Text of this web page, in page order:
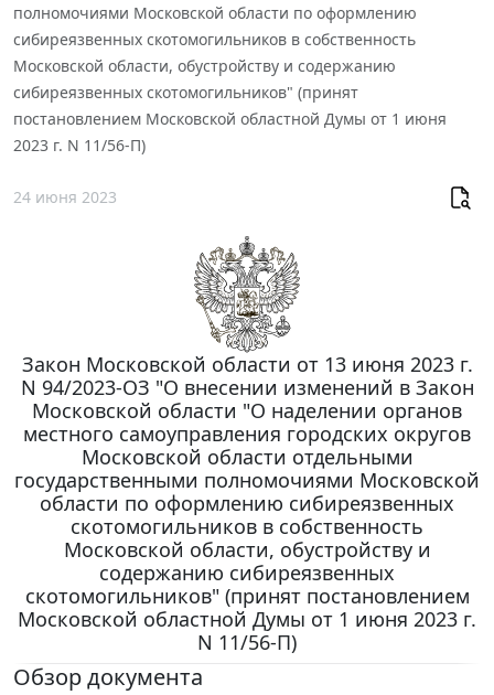
полномочиями Московской области по оформлению
сибиреязвенных скотомогильников в собственность
Московской области, обустройству и содержанию
сибиреязвенных скотомогильников" (принят
постановлением Московской областной Думы от 1 июня
2023 г. N 11/56-П)
24 июня 2023
Закон Московской области от 13 июня 2023 г.
N 94/2023-ОЗ "О внесении изменений в Закон
Московской области "О наделении органов
местного самоуправления городских округов
Московской области отдельными
государственными полномочиями Московской
области по оформлению сибиреязвенных
скотомогильников в собственность
Московской области, обустройству и
содержанию сибиреязвенных
скотомогильников" (принят постановлением
Московской областной Думы от 1 июня 2023 г.
N 11/56-П)
Обзор документа